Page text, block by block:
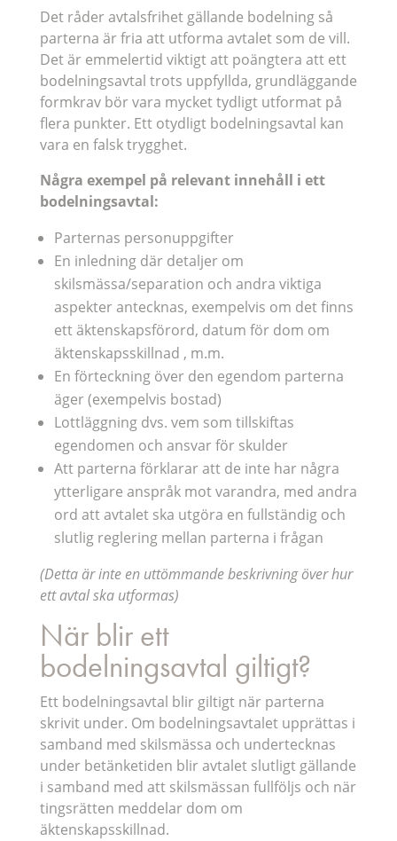
Det råder avtalsfrihet gällande bodelning så
parterna är fria att utforma avtalet som de vill.
Det är emmelertid viktigt att poängtera att ett
bodelningsavtal trots uppfyllda, grundläggande
formkrav bör vara mycket tydligt utformat på
flera punkter. Ett otydligt bodelningsavtal kan
vara en falsk trygghet.
Några exempel på relevant innehåll i ett
bodelningsavtal:
Parternas personuppgifter
En inledning där detaljer om
skilsmässa/separation och andra viktiga
aspekter antecknas, exempelvis om det finns
ett äktenskapsförord, datum för dom om
äktenskapsskillnad , m.m.
En förteckning över den egendom parterna
äger (exempelvis bostad)
Lottläggning dvs. vem som tillskiftas
egendomen och ansvar för skulder
Att parterna förklarar att de inte har några
ytterligare anspråk mot varandra, med andra
ord att avtalet ska utgöra en fullständig och
slutlig reglering mellan parterna i frågan
(Detta är inte en uttömmande beskrivning över hur
ett avtal ska utformas)
När blir ett
bodelningsavtal giltigt?
Ett bodelningsavtal blir giltigt när parterna
skrivit under. Om bodelningsavtalet upprättas i
samband med skilsmässa och undertecknas
under betänketiden blir avtalet slutligt gällande
i samband med att skilsmässan fullföljs och när
tingsrätten meddelar dom om
äktenskapsskillnad.